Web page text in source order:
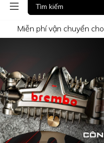
Miễn phí vận chuyển